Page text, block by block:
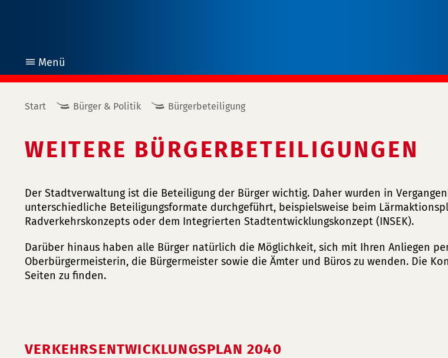
Menü
öffnen
Start Bürger & Politik Bürgerbeteiligung
WEITERE BÜRGERBETEILIGUNGEN
Der Stadtverwaltung ist die Beteiligung der Bürger wichtig. Daher wurden in
unterschiedliche Beteiligungsformate durchgeführt, beispielsweise beim
Radverkehrskonzepts oder dem Integrierten Stadtentwicklungskonzept (INSEK).
Darüber hinaus haben alle Bürger natürlich die Möglichkeit, sich mit Ihren Anliegen
Oberbürgermeisterin, die Bürgermeister sowie die Ämter und Büros zu wenden. Die
Seiten zu finden.
VERKEHRSENTWICKLUNGSPLAN 2040